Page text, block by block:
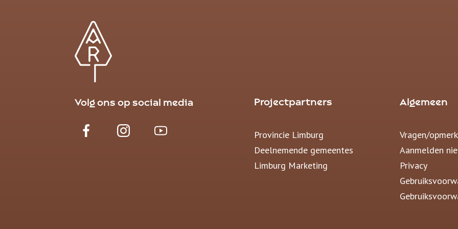
Volg ons op social media Projectpartners
Provincie Limburg
Deelnemende gemeentes
Limburg Marketing
Algemeen
Vragen/
Aanmelden
Privacy